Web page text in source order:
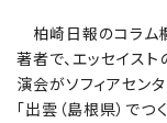
柏崎日報のコラム欄
著者で、エッセイス
演会がソフィアセン
「出雲（島根県）でつ